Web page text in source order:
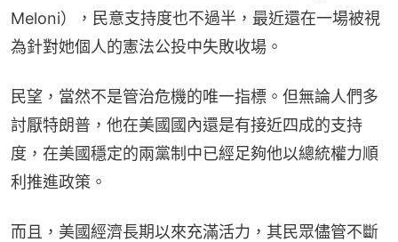
Meloni），民意支持度也不過半，最近還在一場被視
為針對她個人的憲法公投中失敗收場。
民望，當然不是管治危機的唯一指標。但無論人們多
討厭特朗普，他在美國國內還是有接近四成的支持
度，在美國穩定的兩黨制中已經足夠他以總統權力順
利推進政策。
而且，美國經濟長期以來充滿活力，其民眾儘管不斷